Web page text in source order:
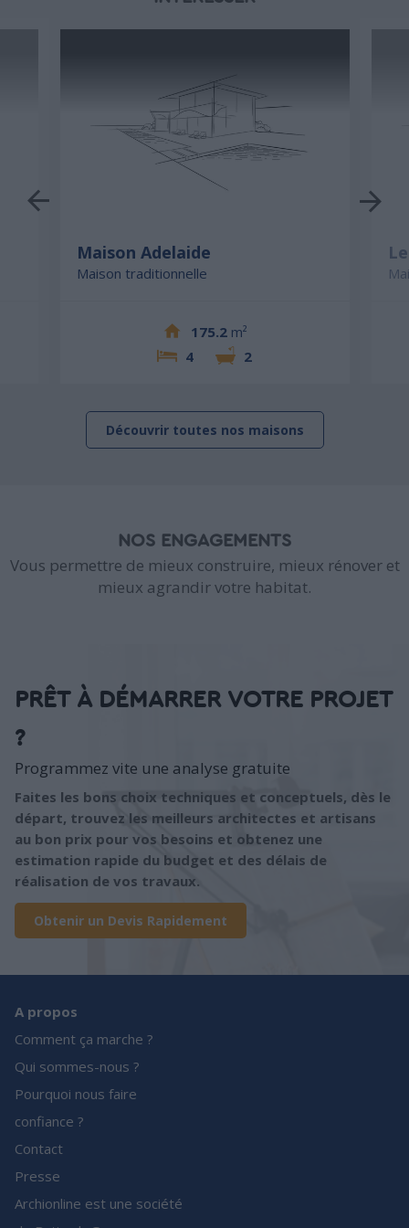
Maison Adelaide
Maison traditionnelle
175.2m²
4
2
Découvrir toutes nos maisons
NOS ENGAGEMENTS
Vous permettre de mieux construire, mieux rénover et
mieux agrandir votre habitat.
PRÊT À DÉMARRER VOTRE PROJET
?
Programmez vite une analyse gratuite
Faites les bons choix techniques et conceptuels, dès le
départ, trouvez les meilleurs architectes et artisans
au bon prix pour vos besoins et obtenez une
estimation rapide du budget et des délais de
réalisation de vos travaux.
Obtenir un Devis Rapidement
A propos
Comment ça marche ?
Qui sommes-nous ?
Pourquoi nous faire
confiance ?
Contact
Presse
Archionline est une société